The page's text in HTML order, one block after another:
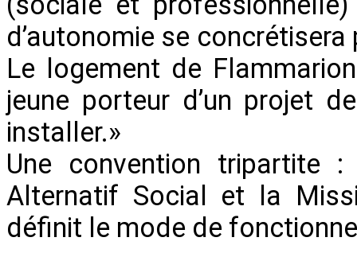
d’autonomie se
Le logement de
jeune porteur d’un projet
installer.»
Une convention tripartite
Alternatif Social et la
définit le mode de